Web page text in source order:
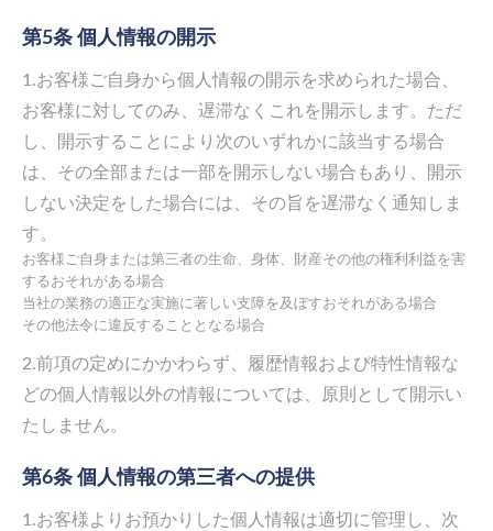
第5条 個人情報の開示
1.お客様ご自身から個人情報の開示を求められた場合、
お客様に対してのみ、遅滞なくこれを開示します。ただ
し、開示することにより次のいずれかに該当する場合
は、その全部または一部を開示しない場合もあり、開示
しない決定をした場合には、その旨を遅滞なく通知しま
す。
お客様ご自身または第三者の生命、身体、財産その他の権利利益を害
するおそれがある場合
当社の業務の適正な実施に著しい支障を及ぼすおそれがある場合
その他法令に違反することとなる場合
2.前項の定めにかかわらず、履歴情報および特性情報な
どの個人情報以外の情報については、原則として開示い
たしません。
第6条 個人情報の第三者への提供
1.お客様よりお預かりした個人情報は適切に管理し、次